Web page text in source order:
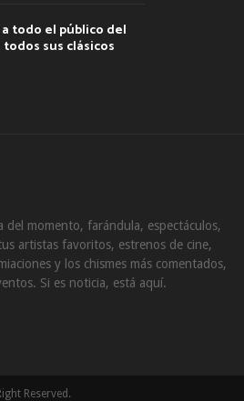
todo el público del
sus clásicos
momento, farándula, espectáculos,
artistas favoritos, estrenos de cine,
y los chismes más comentados,
Si es noticia, está aquí.
Reserved.